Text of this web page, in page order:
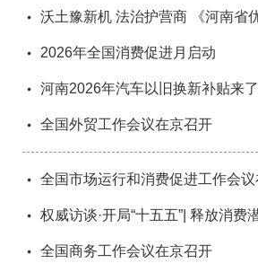
2026年全国消费促进月启动
河南2026年汽车以旧换新补贴来了
全国外贸工作会议在京召开
全国商务工作会议在京召开